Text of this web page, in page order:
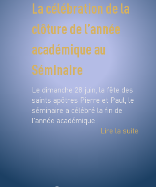
La célébration de la
clôture de l’année
académique au
Séminaire
Le dimanche 28 juin, la fête des
saints apôtres Pierre et Paul, le
séminaire a célébré la fin de
l'année académique
Lire la suite